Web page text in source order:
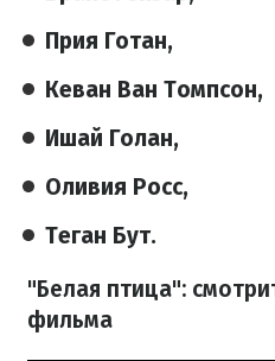
Прия Готан,
Кеван Ван Томпсон,
Ишай Голан,
Оливия Росс,
Теган Бут.
"Белая птица":
фильма